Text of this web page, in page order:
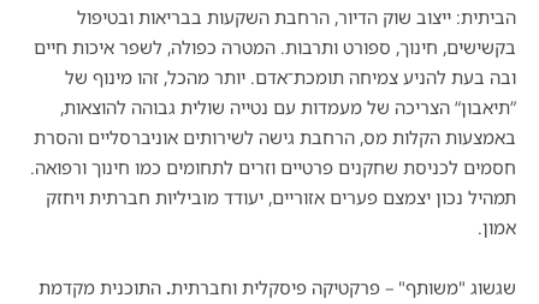
הביתית: ייצוב שוק הדיור, הרחבת השקעות בבריאות ובטיפול
בקשישים, חינוך, ספורט ותרבות. המטרה כפולה, לשפר איכות חיים
ובה בעת להניע צמיחה תומכת־אדם. יותר מהכל, זהו מינוף של
”תיאבון“ הצריכה של מעמדות עם נטייה שולית גבוהה להוצאות,
באמצעות הקלות מס, הרחבת גישה לשירותים אוניברסליים והסרת
חסמים לכניסת שחקנים פרטיים וזרים לתחומים כמו חינוך ורפואה.
תמהיל נכון יצמצם פערים אזוריים, יעודד מוביליות חברתית ויחזק
אמון.
שגשוג "משותף" – פרקטיקה פיסקלית וחברתית. התוכנית מקדמת